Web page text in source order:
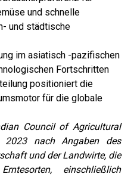
und schnelle
und städtische
im asiatisch -pazifischen
Fortschritten
positioniert die
für die globale
Council of Agricultural
2023 nach Angaben des
und der Landwirte, die
einschließlich